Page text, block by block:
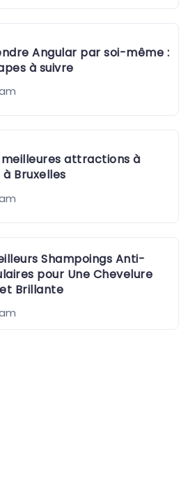
Angular par soi-même :
à suivre
meilleures attractions à
Bruxelles
Shampoings Anti-
pour Une Chevelure
Brillante